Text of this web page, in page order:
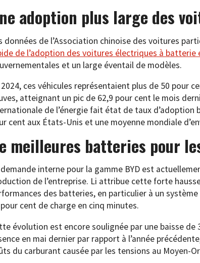
adoption plus large des
données de l’Association chinoise des voitures
de l’adoption des voitures électriques à batterie
et un large éventail de modèles.
2024, ces véhicules représentaient plus de 50 pour
atteignant un pic de 62,9 pour cent le mois
de l’énergie fait état de taux d’adoption
cent aux États-Unis et une moyenne mondiale
meilleures batteries pour
demande interne pour la gamme BYD est
de l’entreprise. Li attribue cette forte
des batteries, en particulier à un
cent de charge en cinq minutes.
évolution est encore soulignée par une baisse
en mai dernier par rapport à l’année
du carburant causée par les tensions au Moyen-